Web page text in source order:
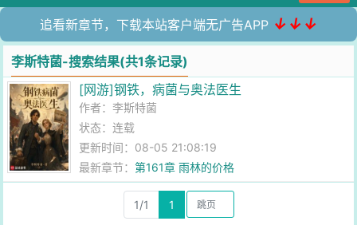
追看新章节，下载本站客户端无广告APP ↓↓↓
李斯特菌-搜索结果(共1条记录)
[网游]钢铁，病菌与奥法医生
作者： 李斯特菌
状态：连载
更新时间：08-05 21:08:19
最新章节：第161章 雨林的价格
1/1 1